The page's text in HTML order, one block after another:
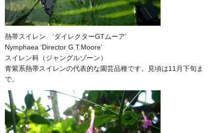
熱帯スイレン ‘ダイレクターGTムーア’
Nymphaea ‘Director G.T.Moore’
スイレン科（ジャングルゾーン）
青紫系熱帯スイレンの代表的な園芸品種です。見頃は11月下旬ま
で。